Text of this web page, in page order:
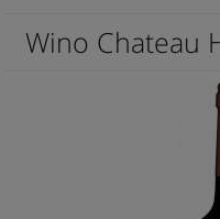
Wino Chateau